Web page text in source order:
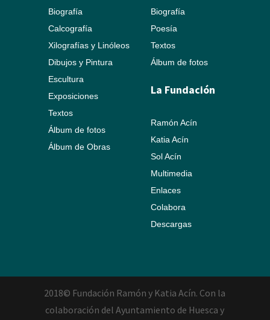
Biografía
Calcografía
Xilografías y Linóleos
Dibujos y Pintura
Escultura
Exposiciones
Textos
Álbum de fotos
Álbum de Obras
Biografía
Poesía
Textos
Álbum de fotos
La Fundación
Ramón Acín
Katia Acín
Sol Acín
Multimedia
Enlaces
Colabora
Descargas
2018© Fundación Ramón y Katia Acín. Con la
colaboración del Ayuntamiento de Huesca y